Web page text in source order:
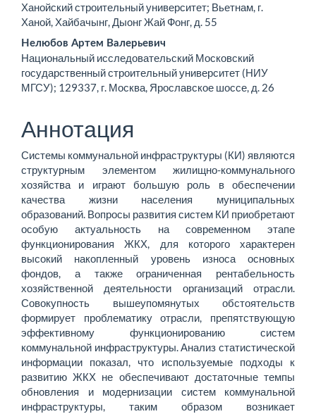
Ханойский строительный университет; Вьетнам, г.
Ханой, Хайбачынг, Дыонг Жай Фонг, д. 55
Нелюбов Артем Валерьевич
Национальный исследовательский Московский
государственный строительный университет (НИУ
МГСУ); 129337, г. Москва, Ярославское шоссе, д. 26
Аннотация
Системы коммунальной инфраструктуры (КИ) являются
структурным элементом жилищно-коммунального
хозяйства и играют большую роль в обеспечении
качества жизни населения муниципальных
образований. Вопросы развития систем КИ приобретают
особую актуальность на современном этапе
функционирования ЖКХ, для которого характерен
высокий накопленный уровень износа основных
фондов, а также ограниченная рентабельность
хозяйственной деятельности организаций отрасли.
Совокупность вышеупомянутых обстоятельств
формирует проблематику отрасли, препятствующую
эффективному функционированию систем
коммунальной инфраструктуры. Анализ статистической
информации показал, что используемые подходы к
развитию ЖКХ не обеспечивают достаточные темпы
обновления и модернизации систем коммунальной
инфраструктуры, таким образом возникает